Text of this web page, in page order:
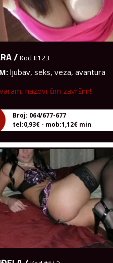
ljubav, seks, veza, avantura
tel:0,93€ - mob:1,12€ min
/